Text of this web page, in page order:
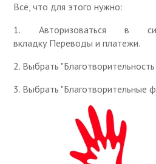
Всё, что для этого нужно:
1. Авторизоваться в
вкладку Переводы и платежи.
2. Выбрать
3. Выбрать "Благотворительные